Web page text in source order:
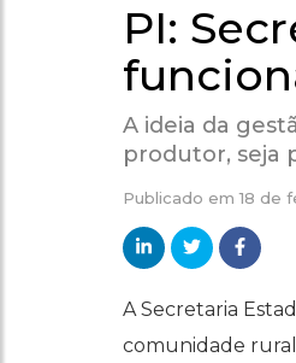
PI:
A ideia da
produtor, seja
Publicado em18 de
A Secretaria
comunidade